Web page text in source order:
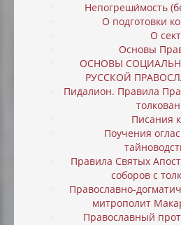
Непогреши́мость
О подготовки
О
Основы
ОСНОВЫ
РУССКОЙ
Пидалион. Правила
Писания
Поучения
Правила Святых
соборов с
Православно-
митрополит
Православный